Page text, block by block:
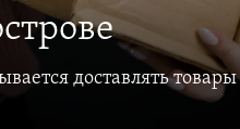
доставлять товары